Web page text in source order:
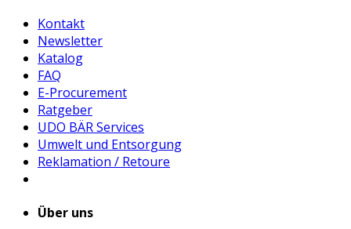
Kontakt
Newsletter
Katalog
FAQ
E-Procurement
Ratgeber
UDO BÄR Services
Umwelt und Entsorgung
Reklamation / Retoure
Über uns